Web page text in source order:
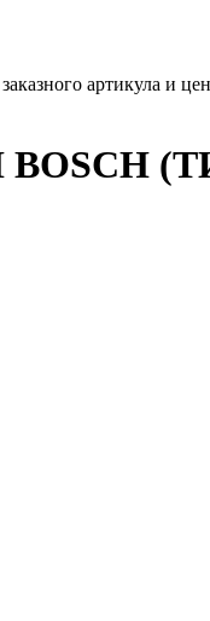
артикула и